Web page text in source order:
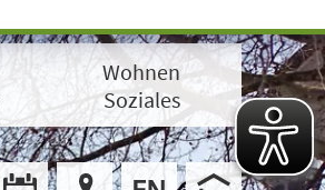
Wohnen
Soziales